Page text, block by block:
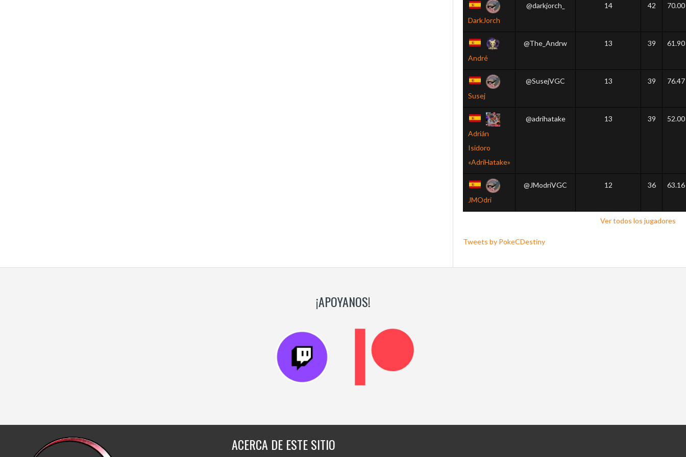
DarkJorch
@darkjorch_ 14 42 70.00
André
@The_Andrw 13 39 61.90
Susej
@SusejVGC 13 39 76.47
Adrián
Isidoro
«AdriHatake»
@adrihatake 13 39 52.00
JMOdri
@JModriVGC 12 36 63.16
Ver todos los jugadores
Tweets by PokeCDestiny
¡APOYANOS!
ACERCA DE ESTE SITIO